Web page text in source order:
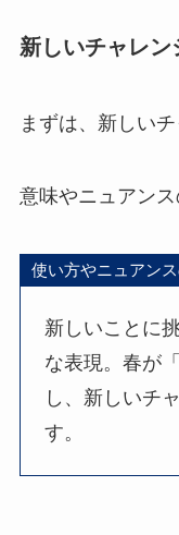
新しいチャレン
まずは、新しいチ
意味やニュアンス
使い方やニュアン
新しいことに
な表現。春が
し、新しいチ
す。